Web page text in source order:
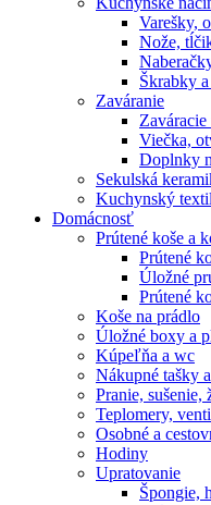
Varešky,
Nože,
Škrabky
Zaváranie
Zaváracie
Viečka,
Doplnky
Sekulská
Kuchynský
Domácnosť
Prútené koše a
Prútené
Úložné
Prútené
Koše na prádlo
Úložné boxy a
Kúpeľňa a wc
Nákupné tašky
Pranie, sušenie,
Teplomery,
Osobné a
Hodiny
Upratovanie
Špongie,